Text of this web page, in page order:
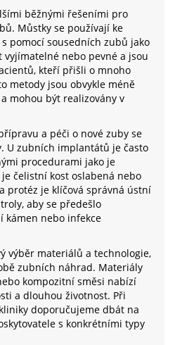
běžnými řešeními pro
Můstky se používají ke
pomocí sousedních zubů jako
vyjímatelné nebo pevné a jsou
kteří přišli o mnoho
metody jsou obvykle méně
mohou být realizovány v
a péči o nové zuby se
U zubních implantátů je často
procedurami jako je
čelistní kost oslabená nebo
protéz je klíčová správná ústní
aby se předešlo
kámen nebo infekce
výběr materiálů a technologie,
zubních náhrad. Materiály
kompozitní směsi nabízí
a dlouhou životnost. Při
doporučujeme dbát na
s konkrétními typy